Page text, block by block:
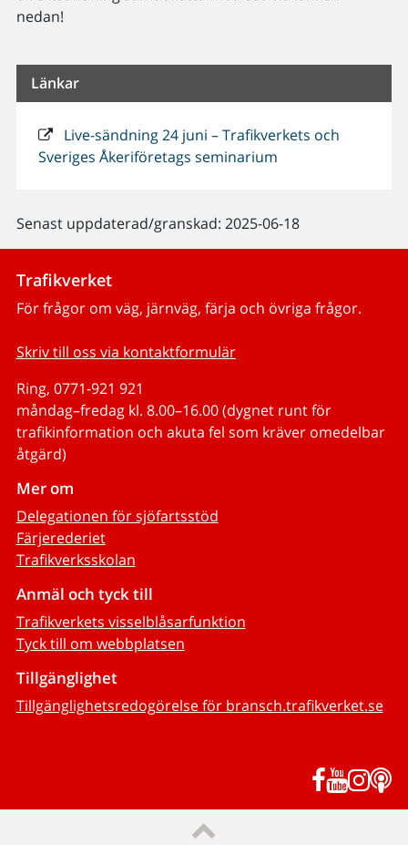
nedan!
Länkar
Live-sändning 24 juni – Trafikverkets och
Sveriges Åkeriföretags seminarium
Senast uppdaterad/granskad: 2025-06-18
Trafikverket
För frågor om väg, järnväg, färja och övriga frågor.
Skriv till oss via kontaktformulär
Ring, 0771-921 921
måndag–fredag kl. 8.00–16.00 (dygnet runt för
trafikinformation och akuta fel som kräver omedelbar
åtgärd)
Mer om
Delegationen för sjöfartsstöd
Färjerederiet
Trafikverksskolan
Anmäl och tyck till
Trafikverkets visselblåsarfunktion
Tyck till om webbplatsen
Tillgänglighet
Tillgänglighetsredogörelse för bransch.trafikverket.se
Facebook
YouTube